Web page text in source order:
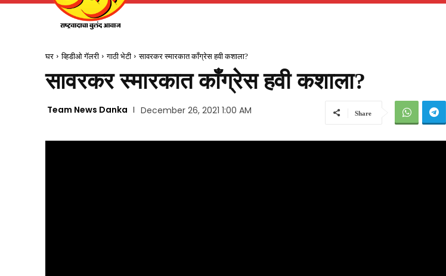
घर व्हिडीओ गॅलरी गाठी भेटी सावरकर स्मारकात काँग्रेस हवी कशाला?
सावरकर स्मारकात काँग्रेस हवी कशाला?
Team News Danka December 26, 2021 1:00 AM Share